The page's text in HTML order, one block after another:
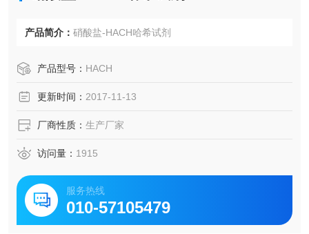
产品简介： 硝酸盐-HACH哈希试剂
产品型号： HACH
更新时间： 2017-11-13
厂商性质： 生产厂家
访问量： 1915
服务热线
010-57105479